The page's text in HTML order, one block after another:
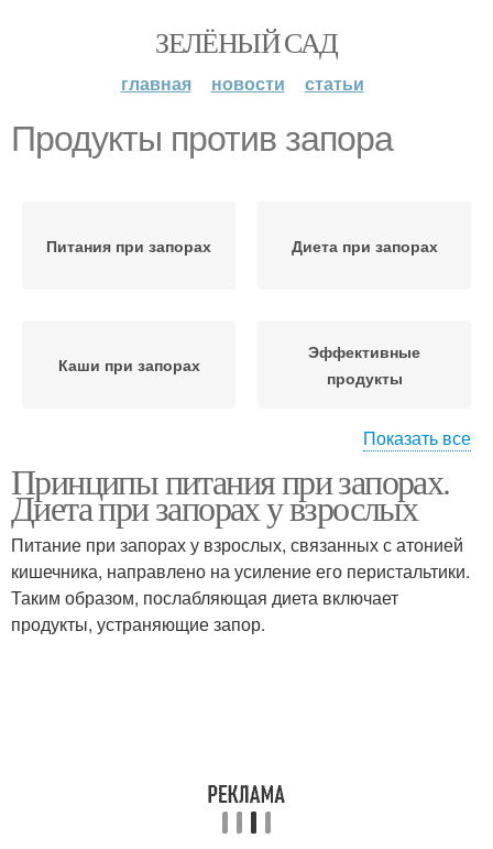
ЗЕЛЁНЫЙ САД
главная новости статьи
Продукты против запора
Питания при запорах Диета при запорах
Каши при запорах
Эффективные
продукты
продукты
Продукты при запорах
Питание при запорах
Запоры в пожилом
Показать все
Принципы питания при запорах.
Диета при запорах у взрослых
Питание при запорах у взрослых, связанных с атонией
кишечника, направлено на усиление его перистальтики.
Таким образом, послабляющая диета включает
продукты, устраняющие запор.